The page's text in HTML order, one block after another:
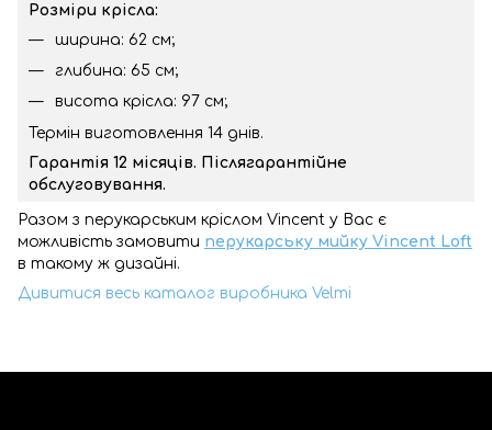
Розміри крісла:
ширина: 62 см;
глибина: 65 см;
висота крісла: 97 см;
Термін виготовлення 14 днів.
Гарантія 12 місяців. Післягарантійне
обслуговування.
Разом з перукарським кріслом Vincent у Вас є
можливість замовити перукарську мийку Vincent Loft
в такому ж дизайні.
Дивитися весь каталог виробника Velmi